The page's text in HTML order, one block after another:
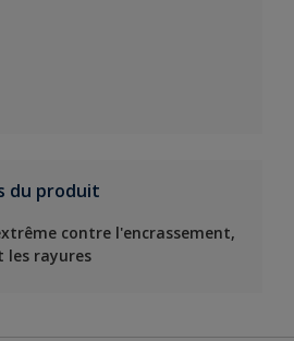
du produit
contre l'encrassement,
les rayures